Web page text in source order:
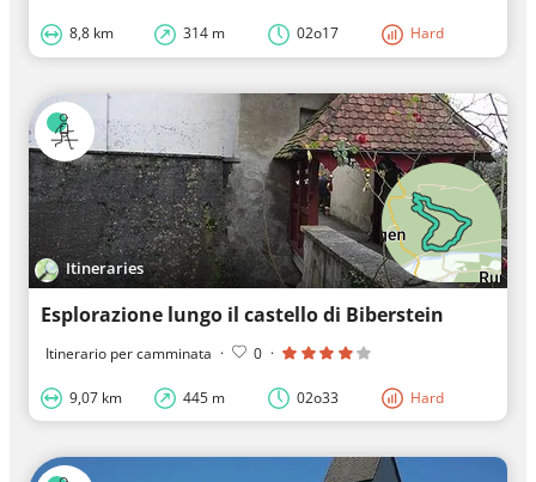
8,8 km 314 m 02o17 Hard
Itineraries
Esplorazione lungo il castello di Biberstein
Itinerario per camminata · 0 ·
9,07 km 445 m 02o33 Hard